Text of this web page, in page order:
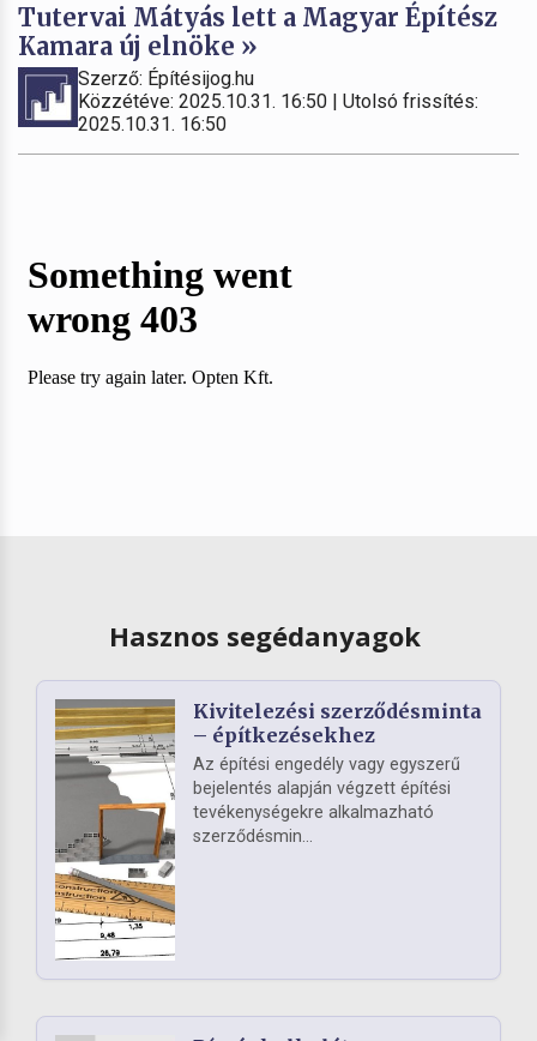
Tutervai Mátyás lett a Magyar Építész
Kamara új elnöke »
Szerző: Építésijog.hu
Közzétéve: 2025.10.31. 16:50 | Utolsó frissítés:
2025.10.31. 16:50
Hasznos segédanyagok
Kivitelezési szerződésminta
– építkezésekhez
Az építési engedély vagy egyszerű
bejelentés alapján végzett építési
tevékenységekre alkalmazható
szerződésmin...